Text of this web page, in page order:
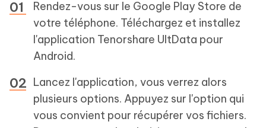
Rendez-vous sur le Google Play Store de
votre téléphone. Téléchargez et installez
l'application Tenorshare UltData pour
Android.
Lancez l'application, vous verrez alors
plusieurs options. Appuyez sur l'option qui
vous convient pour récupérer vos fichiers.